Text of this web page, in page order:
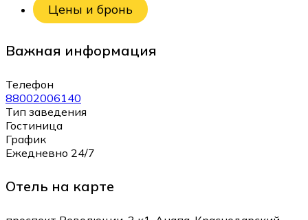
Цены и бронь
Важная информация
Телефон
88002006140
Тип заведения
Гостиница
График
Ежедневно 24/7
Отель на карте